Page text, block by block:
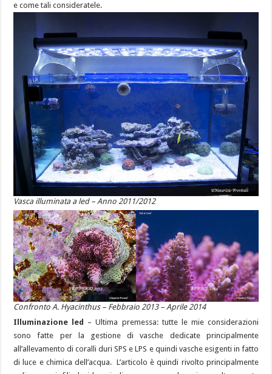
e come tali consideratele.
Vasca illuminata a led – Anno 2011/2012
Confronto A. Hyacinthus – Febbraio 2013 – Aprile 2014
Illuminazione led – Ultima premessa: tutte le mie considerazioni
sono fatte per la gestione di vasche dedicate principalmente
all’allevamento di coralli duri SPS e LPS e quindi vasche esigenti in fatto
di luce e chimica dell’acqua. L’articolo è quindi rivolto principalmente